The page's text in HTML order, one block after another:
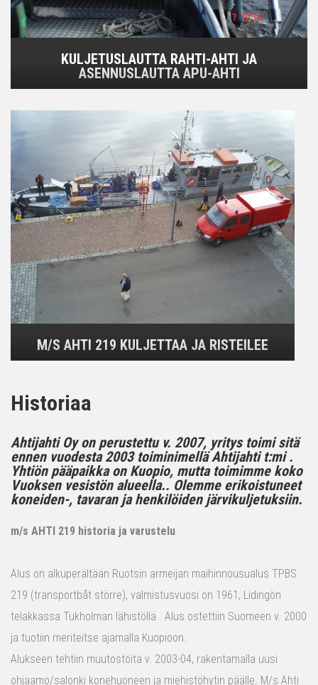
KULJETUSLAUTTA RAHTI-AHTI JA
ASENNUSLAUTTA APU-AHTI
M/S AHTI 219 KULJETTAA JA RISTEILEE
Historiaa
Ahtijahti Oy on perustettu v. 2007, yritys toimi sitä
ennen vuodesta 2003 toiminimellä Ahtijahti t:mi .
Yhtiön pääpaikka on Kuopio, mutta toimimme koko
Vuoksen vesistön alueella.. Olemme erikoistuneet
koneiden-, tavaran ja henkilöiden järvikuljetuksiin.
m/s AHTI 219 historia ja varustelu
Alus on alkuperältään Ruotsin armeijan maihinnousualus TPBS
219 (transportbåt större), valmistusvuosi on 1961, Lidingön
telakkassa Tukholman lähistöllä . Alus ostettiin Suomeen v. 2000
ja tuotiin meriteitse ajamalla Kuopioon.
Alukseen tehtiin muutostöitä v. 2003-04, rakentamalla uusi
ohjaamo/salonki konehuoneen ja miehistöhytin päälle. M/s Ahti